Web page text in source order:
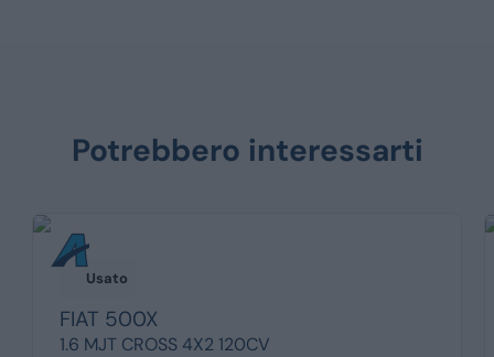
Potrebbero interessarti
Usato
FIAT 500X
1.6 MJT CROSS 4X2 120CV